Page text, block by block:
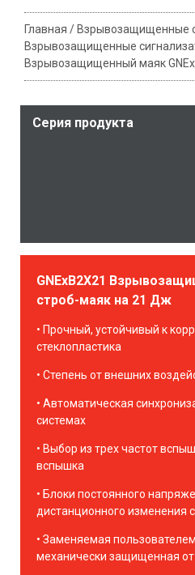
Главная / Взрывозащищенные
Взрывозащищенные
Взрывозащищенный маяк
Серия продукта
GNExB2X21
строб-маяк на 21 Дж
Прочный, устойчивый к
стеклопластика
Степень от внешних
Автоматическая
системах
Выбор из трех частот
вспышка
Блоки постоянного
дистанционного изменения
Заменяемая
механически защищенная